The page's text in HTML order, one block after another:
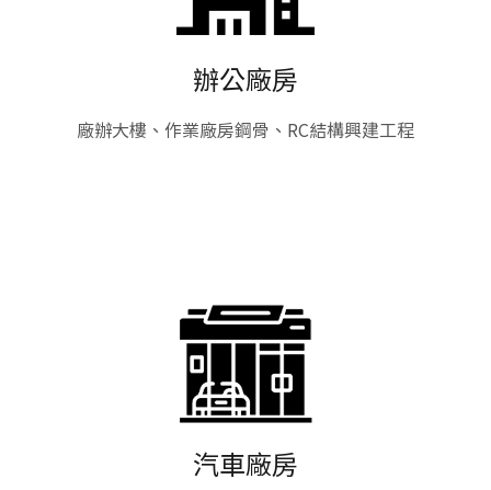
辦公廠房
廠辦大樓、作業廠房鋼骨、RC結構興建工程
汽車廠房